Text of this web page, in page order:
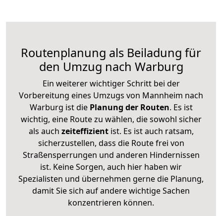
Routenplanung als Beiladung für
den Umzug nach Warburg
Ein weiterer wichtiger Schritt bei der
Vorbereitung eines Umzugs von Mannheim nach
Warburg ist diePlanung der Routen. Es ist
wichtig, eine Route zu wählen, die sowohl sicher
als auch zeiteffizientist. Es ist auch ratsam,
sicherzustellen, dass die Route frei von
Straßensperrungen und anderen Hindernissen
ist. Keine Sorgen, auch hier haben wir
Spezialisten und übernehmen gerne die Planung,
damit Sie sich auf andere wichtige Sachen
konzentrieren können.